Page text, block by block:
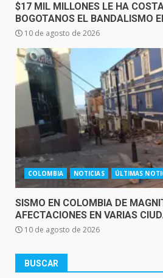
$17 MIL MILLONES LE HA
BOGOTANOS EL BANDALISMO
10 de agosto de 2026
COLOMBIA NOTICIAS ÚLTIMAS
SISMO EN COLOMBIA DE
AFECTACIONES EN VARIAS
10 de agosto de 2026
BUSCAR